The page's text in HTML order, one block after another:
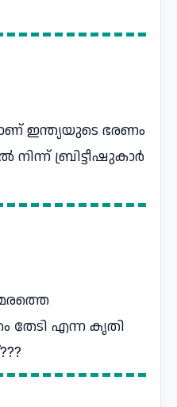
ഇന്ത്യയുടെ ഭരണം
നിന്ന് ബ്രിട്ടീഷുകാർ
എന്ന കൃതി